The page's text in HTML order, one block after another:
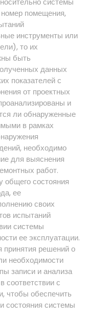
помещения,
инструменты или
то их
быть
данных
показателей с
от проектных
и
ли обнаруженные
в рамках
необходимо
для выяснения
работ.
общего состояния
ее
своих
испытаний
системы
ее эксплуатации.
принятия решений о
необходимости
записи и анализа
соответствии с
чтобы обеспечить
состояния системы